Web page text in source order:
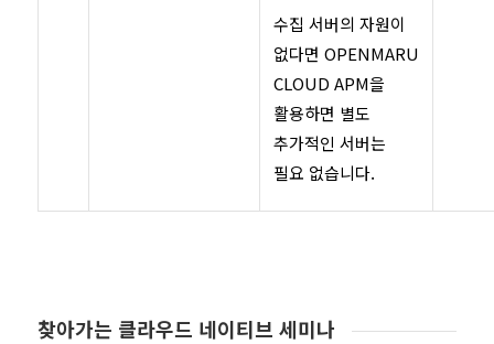
수집 서버의 자원이
없다면 OPENMARU
CLOUD APM을
활용하면 별도
추가적인 서버는
필요 없습니다.
찾아가는 클라우드 네이티브 세미나